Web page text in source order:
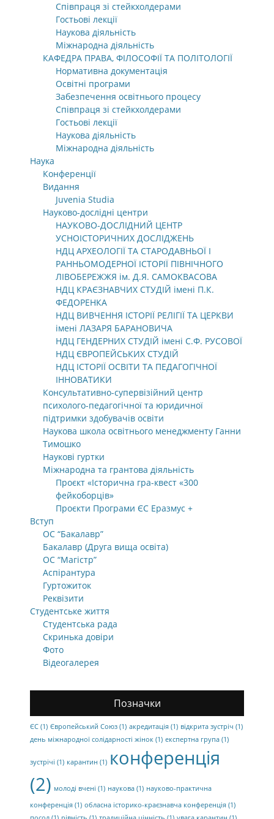
Співпраця зі стейкхолдерами
Гостьові лекції
Наукова діяльність
Міжнародна діяльність
КАФЕДРА ПРАВА, ФІЛОСОФІЇ ТА ПОЛІТОЛОГІЇ
Нормативна документація
Освітні програми
Забезпечення освітнього процесу
Співпраця зі стейкхолдерами
Гостьові лекції
Наукова діяльність
Міжнародна діяльність
Наука
Конференції
Видання
Juvenia Studia
Науково-дослідні центри
НАУКОВО-ДОСЛІДНИЙ ЦЕНТР
УСНОІСТОРИЧНИХ ДОСЛІДЖЕНЬ
НДЦ АРХЕОЛОГІЇ ТА СТАРОДАВНЬОЇ І
РАННЬОМОДЕРНОЇ ІСТОРІЇ ПІВНІЧНОГО
ЛІВОБЕРЕЖЖЯ ім. Д.Я. САМОКВАСОВА
НДЦ КРАЄЗНАВЧИХ СТУДІЙ імені П.К.
ФЕДОРЕНКА
НДЦ ВИВЧЕННЯ ІСТОРІЇ РЕЛІГІЇ ТА ЦЕРКВИ
імені ЛАЗАРЯ БАРАНОВИЧА
НДЦ ГЕНДЕРНИХ СТУДІЙ імені С.Ф. РУСОВОЇ
НДЦ ЄВРОПЕЙСЬКИХ СТУДІЙ
НДЦ ІСТОРІЇ ОСВІТИ ТА ПЕДАГОГІЧНОЇ
ІННОВАТИКИ
Консультативно-супервізійний центр
психолого-педагогічної та юридичної
підтримки здобувачів освіти
Наукова школа освітнього менеджменту Ганни
Тимошко
Наукові гуртки
Міжнародна та грантова діяльність
Проєкт «Історична гра-квест «300
фейкоборців»
Проєкти Програми ЄС Еразмус +
Вступ
ОС “Бакалавр”
Бакалавр (Друга вища освіта)
ОС “Магістр”
Аспірантура
Гуртожиток
Реквізити
Студентське життя
Студентська рада
Скринька довіри
Фото
Відеогалерея
Позначки
ЄС (1) Європейський Союз (1) акредитація (1) відкрита зустріч (1)
день міжнародної солідарності жінок (1) експертна група (1)
зустрічі (1) карантин (1) конференція
(2) молоді вчені (1) наукова (1) науково-практична
конференція (1) обласна історико-краєзнавча конференція (1)